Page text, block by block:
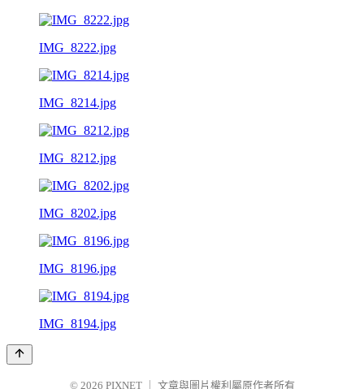
IMG_8222.jpg
IMG_8214.jpg
IMG_8212.jpg
IMG_8202.jpg
IMG_8196.jpg
IMG_8194.jpg
© 2026 PIXNET 文章與圖片權利屬原作者所有